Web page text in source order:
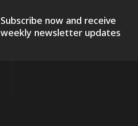
Subscribe now and receive
weekly newsletter updates